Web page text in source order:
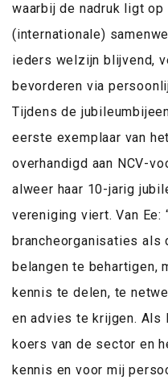
waarbij de nadruk ligt op
(internationale)
ieders welzijn blijvend,
bevorderen via
Tijdens de
eerste exemplaar van
overhandigd aan NCV-
alweer haar 10-jarig
vereniging viert. Van
brancheorganisaties
belangen te behartigen,
kennis te delen, te
en advies te krijgen. Als
koers van de sector en
kennis en voor mij